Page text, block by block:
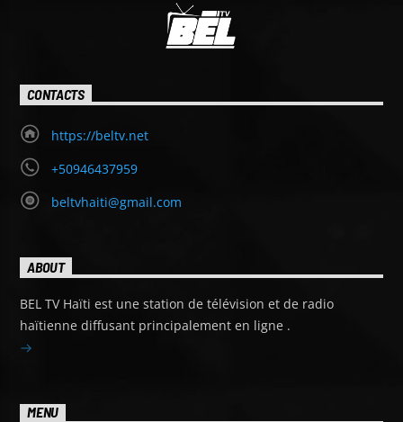
CONTACTS
https://beltv.net
+50946437959
beltvhaiti@gmail.com
ABOUT
BEL TV Haïti est une station de télévision et de radio
haïtienne diffusant principalement en ligne .
MENU